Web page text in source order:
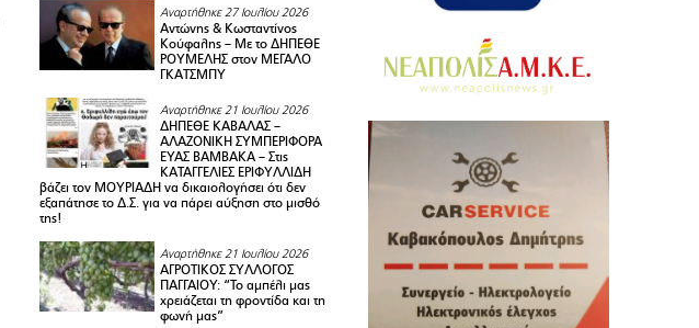
Αναρτήθηκε 27 Ιουλίου 2026
Αντώνης & Κωσταντίνος
Κούφαλης – Με το ΔΗΠΕΘΕ
ΡΟΥΜΕΛΗΣ στον ΜΕΓΑΛΟ
ΓΚΑΤΣΜΠΥ
Αναρτήθηκε 21 Ιουλίου 2026
ΔΗΠΕΘΕ ΚΑΒΑΛΑΣ –
ΑΛΑΖΟΝΙΚΗ ΣΥΜΠΕΡΙΦΟΡΑ
ΕΥΑΣ ΒΑΜΒΑΚΑ – Στις
ΚΑΤΑΓΓΕΛΙΕΣ ΕΡΙΦΥΛΛΙΔΗ
βάζει τον ΜΟΥΡΙΑΔΗ να δικαιολογήσει ότι δεν
εξαπάτησε το Δ.Σ. για να πάρει αύξηση στο μισθό
της!
Αναρτήθηκε 21 Ιουλίου 2026
ΑΓΡΟΤΙΚΟΣ ΣΥΛΛΟΓΟΣ
ΠΑΓΓΑΙΟY: “Το αμπέλι μας
χρειάζεται τη φροντίδα και τη
φωνή μας”